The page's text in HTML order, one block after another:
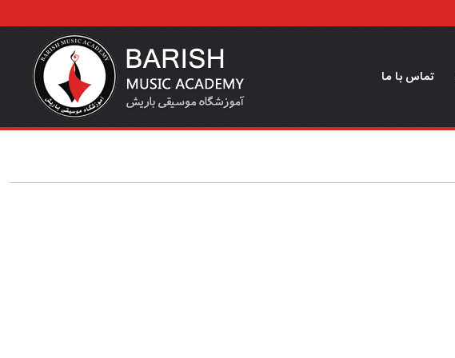
تماس با ما